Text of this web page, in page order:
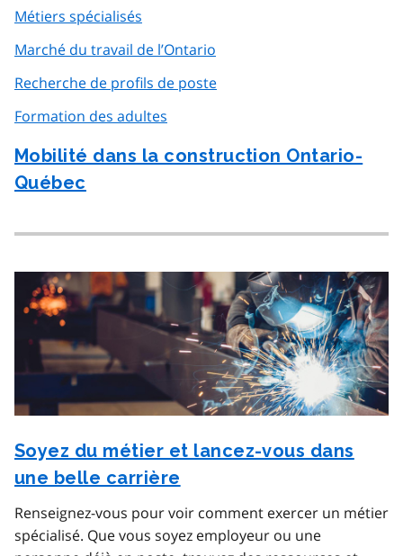
Métiers spécialisés
Marché du travail de l’Ontario
Recherche de profils de poste
Formation des adultes
Mobilité dans la construction Ontario-
Québec
Soyez du métier et lancez-vous dans
une belle carrière
Renseignez-vous pour voir comment exercer un métier
spécialisé. Que vous soyez employeur ou une